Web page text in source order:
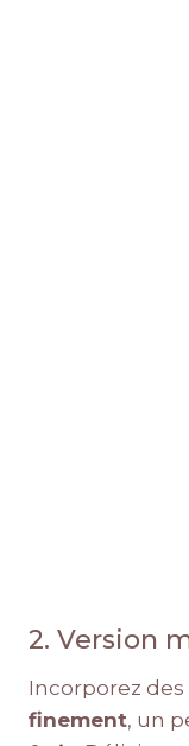
2. Version
Incorporez des
finement, un